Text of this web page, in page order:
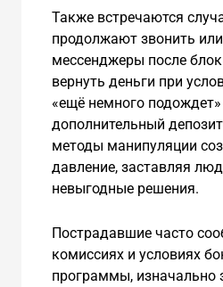
Также встречаются
продолжают звонить
мессенджеры после
вернуть деньги при
«ещё немного подождет»
дополнительный
методы манипуляции
давление, заставляя
невыгодные решения.
Пострадавшие часто
комиссиях и условиях
программы,